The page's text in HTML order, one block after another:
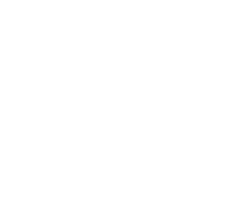
所有適用的法律與規章使
家庭使用，不得用於或存
僅供企業內部存取，不得
說明，並未與您同住的家
他人員不得存取、使用或
僱用之員工或非您小型企
使用或共用商業服務。閣